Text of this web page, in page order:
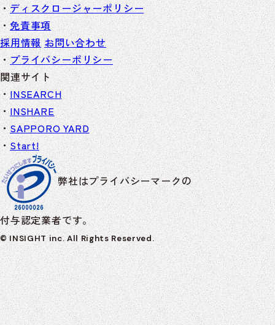
ディスクロージャーポリシー
免責事項
採用情報 お問い合わせ
プライバシーポリシー
関連サイト
INSEARCH
INSHARE
SAPPORO YARD
Start!
弊社はプライバシーマークの
付与認定業者です。
© INSIGHT inc. All Rights Reserved.